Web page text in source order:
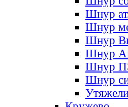
Шнур
Шнур
Шнур
Шнур
Шнур
Шнур